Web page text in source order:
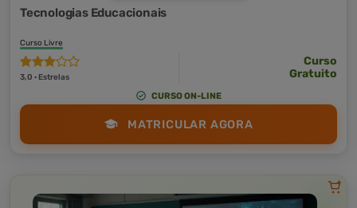
Tecnologias Educacionais
Curso Livre
3,0 · Estrelas
Curso
Gratuito
CURSO ON-LINE
MATRICULAR AGORA